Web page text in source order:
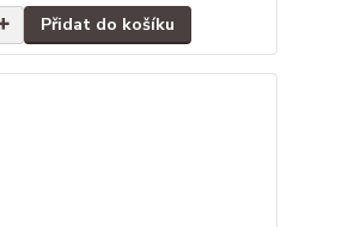
Přidat do košíku